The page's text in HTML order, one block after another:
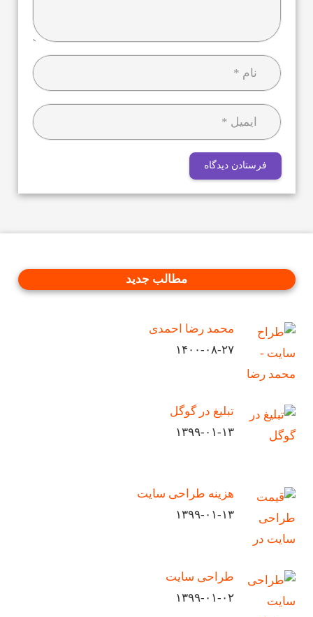
فرستادن دیدگاه
مطالب جدید
محمد رضا احمدی
۱۴۰۰-۰۸-۲۷
تبلیغ در گوگل
۱۳۹۹-۰۱-۱۳
هزینه طراحی سایت
۱۳۹۹-۰۱-۱۳
طراحی سایت
۱۳۹۹-۰۱-۰۲